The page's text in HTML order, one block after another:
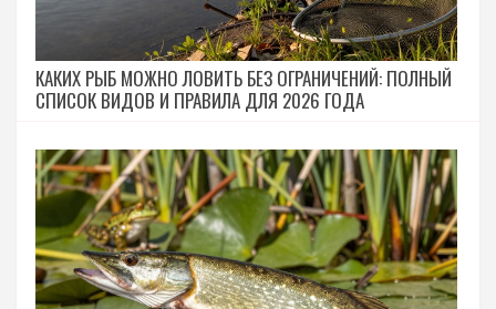
КАКИХ РЫБ МОЖНО ЛОВИТЬ БЕЗ ОГРАНИЧЕНИЙ: ПОЛНЫЙ
СПИСОК ВИДОВ И ПРАВИЛА ДЛЯ 2026 ГОДА